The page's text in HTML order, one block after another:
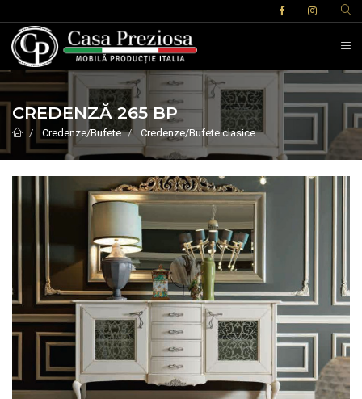
CREDENZĂ 265 BP
Credenze/Bufete Credenze/Bufete clasice CREDENZĂ 265 BP